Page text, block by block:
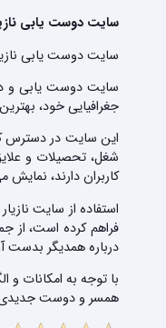
سایت دوست یابی
سایت دوست یابی
سایت دوست یابی و
جغرافیایی خود،
این سایت در دسترس
شغل، تحصیلات و
کاربران دارند،
استفاده از سایت
فراهم کرده است، از
درباره همدیگر بدست
با توجه به امکانات
همسر و دوست جدیدی